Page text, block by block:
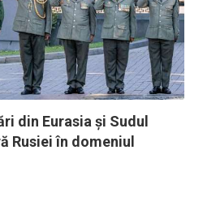
din Eurasia și Sudul
Rusiei în domeniul